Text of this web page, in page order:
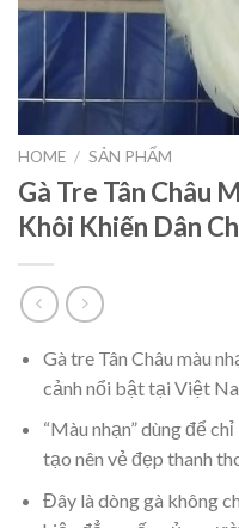
HOME / SẢN PHẨM
Gà Tre Tân Châu
Khôi Khiến Dân
Gà tre Tân Châu màu
cảnh nổi bật tại Việt
“Màu nhạn” dùng để
tạo nên vẻ đẹp thanh
Đây là dòng gà không